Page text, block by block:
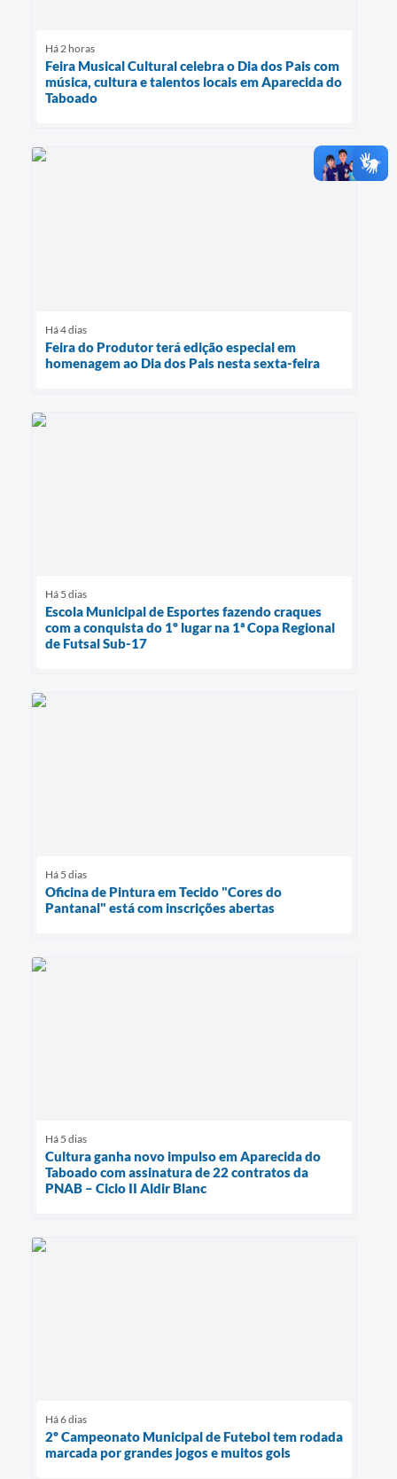
Há 2 horas
Feira Musical Cultural celebra o Dia dos Pais com
música, cultura e talentos locais em Aparecida do
Taboado
Há 4 dias
Feira do Produtor terá edição especial em
homenagem ao Dia dos Pais nesta sexta-feira
Há 5 dias
Escola Municipal de Esportes fazendo craques
com a conquista do 1º lugar na 1ª Copa Regional
de Futsal Sub-17
Há 5 dias
Oficina de Pintura em Tecido "Cores do
Pantanal" está com inscrições abertas
Há 5 dias
Cultura ganha novo impulso em Aparecida do
Taboado com assinatura de 22 contratos da
PNAB – Ciclo II Aldir Blanc
Há 6 dias
2º Campeonato Municipal de Futebol tem rodada
marcada por grandes jogos e muitos gols